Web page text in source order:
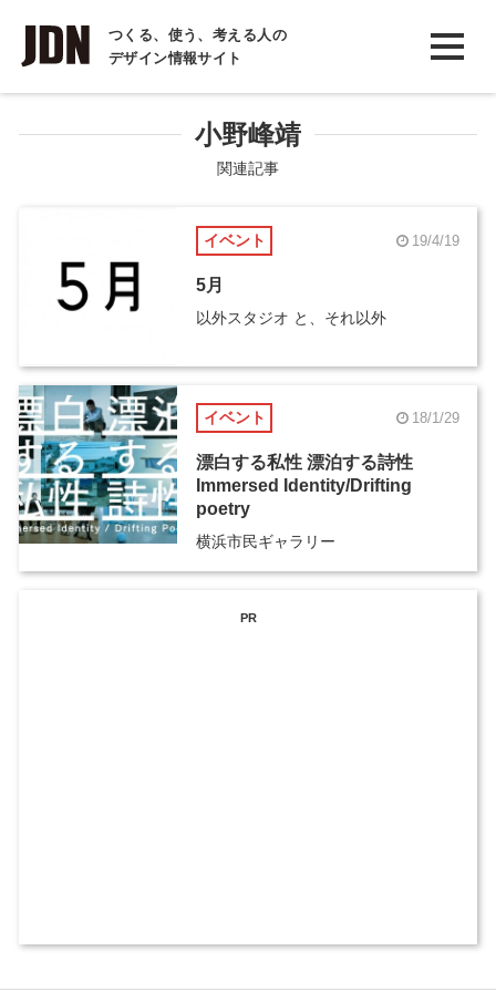
つくる、使う、考える人の
デザイン情報サイト
INTERVIEW
インタビュー
小野峰靖
関連記事
イベント 19/4/19
5月
以外スタジオ と、それ以外
イベント 18/1/29
漂白する私性 漂泊する詩性
Immersed Identity/Drifting
poetry
横浜市民ギャラリー
PR